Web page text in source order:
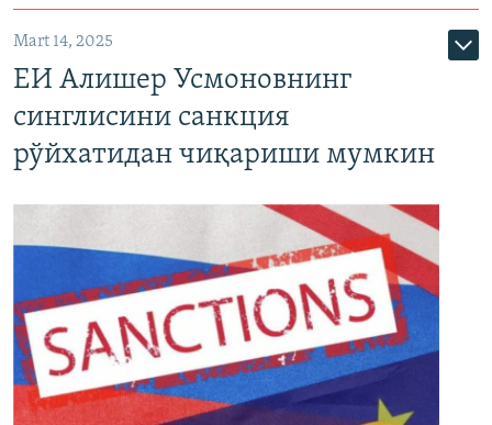
Mart 14, 2025
ЕИ Алишер Усмоновнинг
синглисини санкция
рўйхатидан чиқариши мумкин